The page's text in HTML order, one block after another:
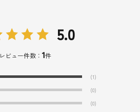
5.0
レビュー件数： 1件
(1)
(0)
(0)